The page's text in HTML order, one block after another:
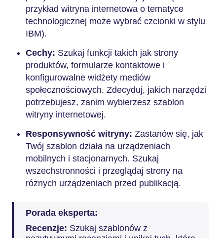
przykład witryna internetowa o tematyce
technologicznej może wybrać czcionki w stylu
IBM).
Cechy: Szukaj funkcji takich jak strony
produktów, formularze kontaktowe i
konfigurowalne widżety mediów
społecznościowych. Zdecyduj, jakich narzędzi
potrzebujesz, zanim wybierzesz szablon
witryny internetowej.
Responsywność witryny: Zastanów się, jak
Twój szablon działa na urządzeniach
mobilnych i stacjonarnych. Szukaj
wszechstronności i przeglądaj strony na
różnych urządzeniach przed publikacją.
Porada eksperta:
Recenzje: Szukaj szablonów z